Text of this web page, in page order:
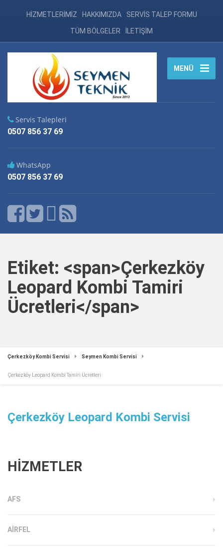
HİZMETLERİMİZ HAKKIMIZDA SERVİS TALEP FORMU
TÜM BÖLGELER İLETİŞİM
MENÜ
Servis Talepleri
0507 856 37 69
WhatsApp
0507 856 37 69
Etiket: <span>Çerkezköy
Leopard Kombi Tamiri
Ücretleri</span>
Çerkezköy Kombi Servisi Seymen Kombi Servisi
Çerkezköy Leopard Kombi Tamiri Ücretleri
Çerkezköy Leopard Kombi Servisi
HİZMETLER
AFS
AIRFEL